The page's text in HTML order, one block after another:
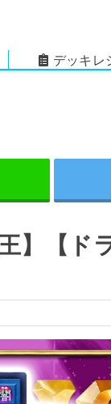
デッキレ
】【ド